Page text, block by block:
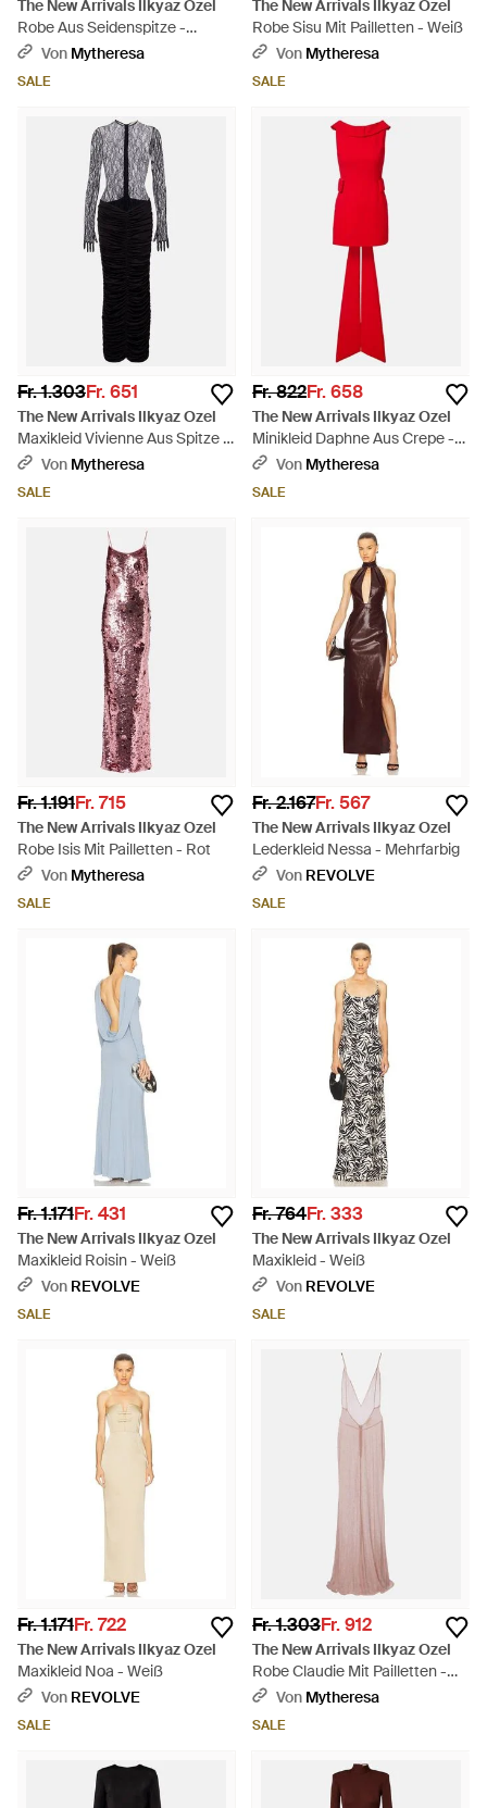
The New Arrivals Ilkyaz Ozel
Robe Aus Seidenspitze -
Schwarz
Von Mytheresa
SALE
The New Arrivals Ilkyaz Ozel
Robe Sisu Mit Pailletten - Weiß
Von Mytheresa
SALE
Fr. 1.303Fr. 651
The New Arrivals Ilkyaz Ozel
Maxikleid Vivienne Aus Spitze -
Schwarz
Von Mytheresa
SALE
Fr. 822Fr. 658
The New Arrivals Ilkyaz Ozel
Minikleid Daphne Aus Crepe -
RotVon Mytheresa
SALE
Fr. 1.191Fr. 715
The New Arrivals Ilkyaz Ozel
Robe Isis Mit Pailletten - Rot
Von Mytheresa
SALE
Fr. 2.167Fr. 567
The New Arrivals Ilkyaz Ozel
Lederkleid Nessa - Mehrfarbig
Von REVOLVE
SALE
Fr. 1.171Fr. 431
The New Arrivals Ilkyaz Ozel
Maxikleid Roisin - Weiß
Von REVOLVE
SALE
Fr. 764Fr. 333
The New Arrivals Ilkyaz Ozel
Maxikleid - Weiß
Von REVOLVE
SALE
Fr. 1.171Fr. 722
The New Arrivals Ilkyaz Ozel
Maxikleid Noa - Weiß
Von REVOLVE
SALE
Fr. 1.303Fr. 912
The New Arrivals Ilkyaz Ozel
Robe Claudie Mit Pailletten -
PinkVon Mytheresa
SALE